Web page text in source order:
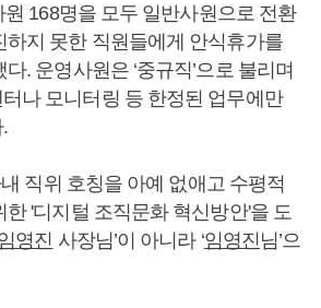
168명을 모두 일반사원으로 전환
하지 못한 직원들에게 안식휴가를
. 운영사원은 ‘중규직’으로 불리며
나 모니터링 등 한정된 업무에만
직위 호칭을 아예 없애고 수평적
'디지털 조직문화 혁신방안'을 도
영진 사장님’이 아니라 ‘임영진 님’으